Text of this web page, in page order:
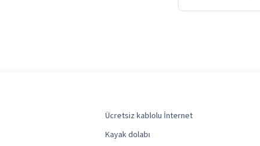
Ücretsiz kablolu İnternet
Kayak dolabı